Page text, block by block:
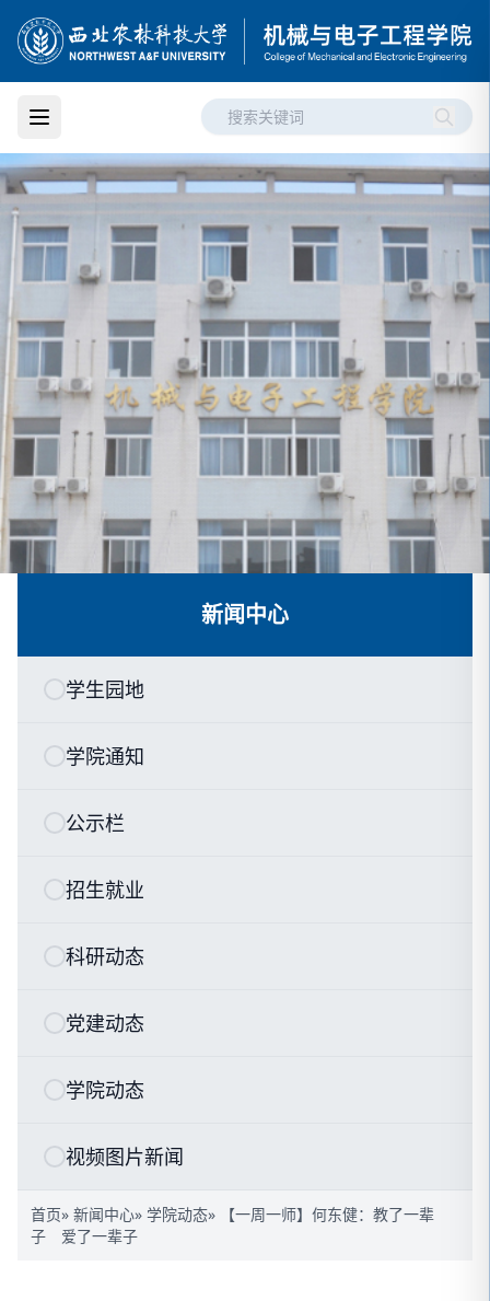
新闻中心
学生园地
学院通知
公示栏
招生就业
科研动态
党建动态
学院动态
视频图片新闻
首页» 新闻中心» 学院动态» 【一周一师】何东健：教了一辈
子 爱了一辈子